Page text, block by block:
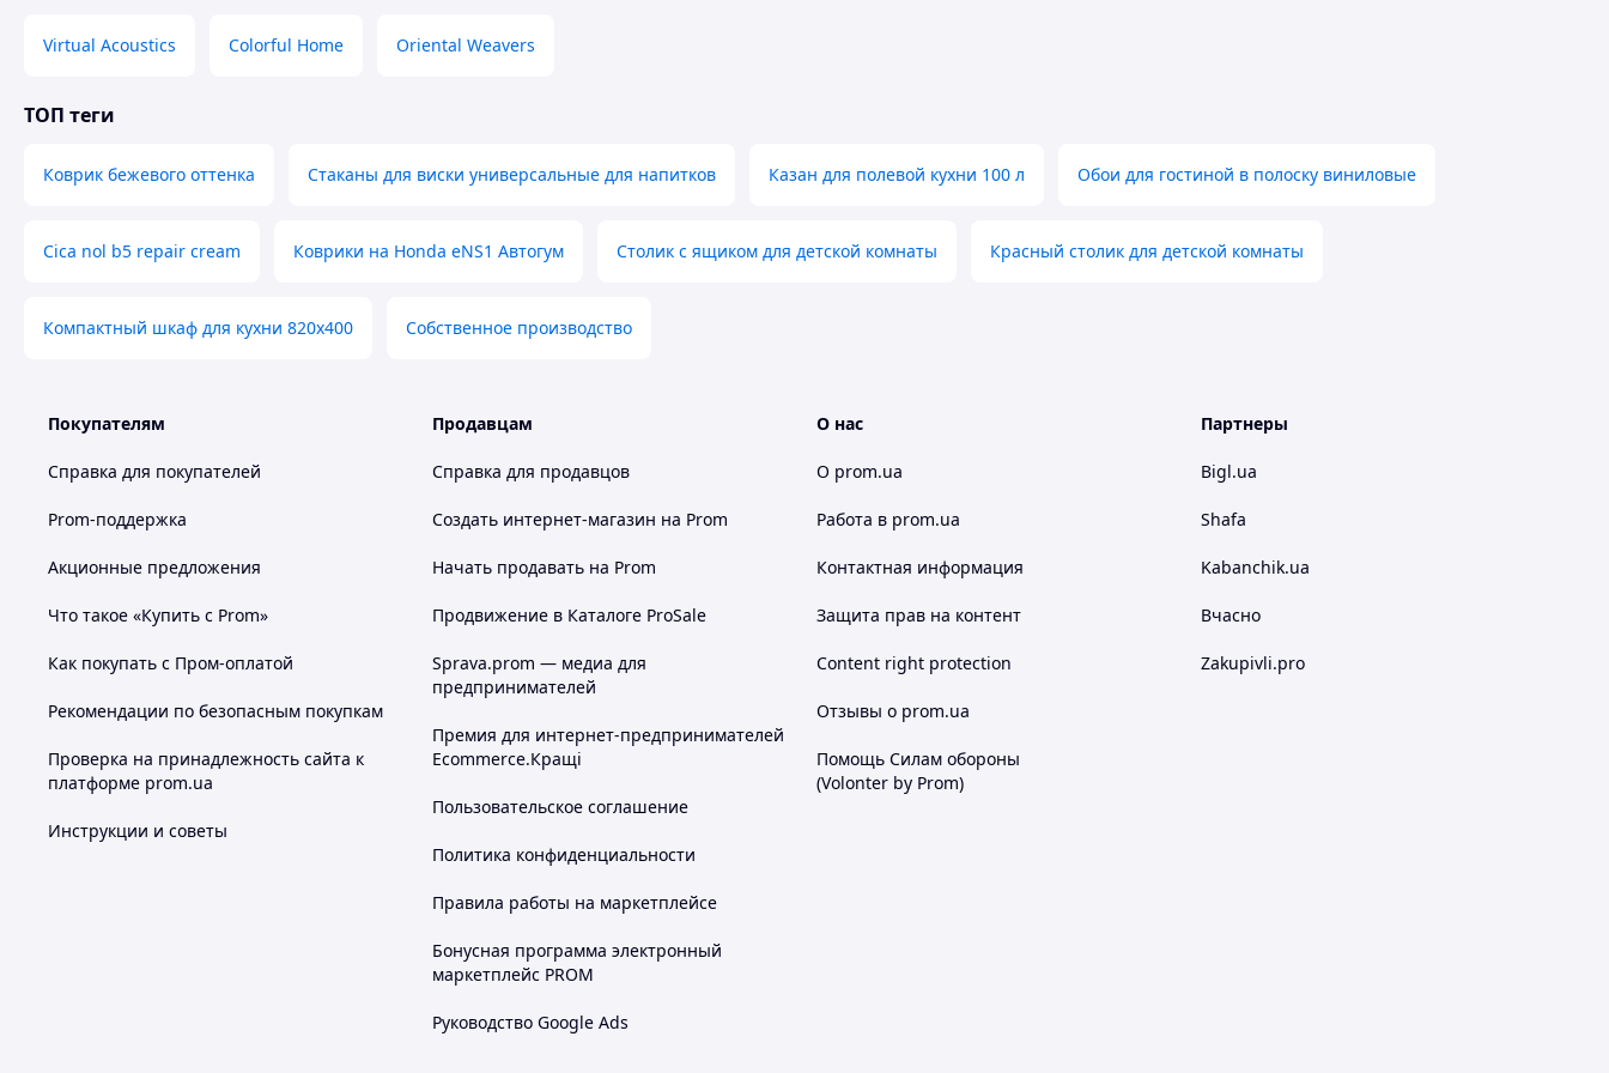
Похожие товары по характеристикам
Virtual Acoustics Colorful Home Oriental Weavers
ТОП теги
Коврик бежевого оттенка Стаканы для виски универсальные для напитков Казан для полевой кухни 100 л Обои для гостиной в полоску виниловые
Cica nol b5 repair cream Коврики на Honda eNS1 Автогум Столик с ящиком для детской комнаты Красный столик для детской комнаты
Компактный шкаф для кухни 820х400 Собственное производство
Покупателям
Справка для покупателей
Prom-поддержка
Акционные предложения
Что такое «Купить с Prom»
Как покупать с Пром-оплатой
Рекомендации по безопасным покупкам
Проверка на принадлежность сайта к
платформе prom.ua
Инструкции и советы
Продавцам
Справка для продавцов
Создать интернет-магазин на Prom
Начать продавать на Prom
Продвижение в Каталоге ProSale
Sprava.prom — медиа для
предпринимателей
Премия для интернет-предпринимателей
Ecommerce.Кращі
Пользовательское соглашение
Политика конфиденциальности
Правила работы на маркетплейсе
Бонусная программа электронный
маркетплейс PROM
Руководство Google Ads
О нас
О prom.ua
Работа в prom.ua
Контактная информация
Защита прав на контент
Content right protection
Отзывы о prom.ua
Помощь Силам обороны
(Volonter by Prom)
Партнеры
Bigl.ua
Shafa
Kabanchik.ua
Вчасно
Zakupivli.pro